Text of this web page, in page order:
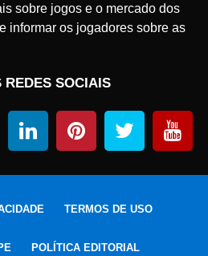
sobre jogos e o mercado dos
informar os jogadores sobre as
REDES SOCIAIS
TERMOS DE USO
POLÍTICA EDITORIAL